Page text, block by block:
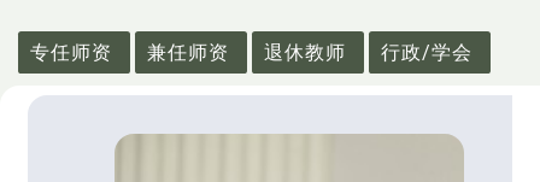
专任师资
兼任师资 退休教师 行政/学会